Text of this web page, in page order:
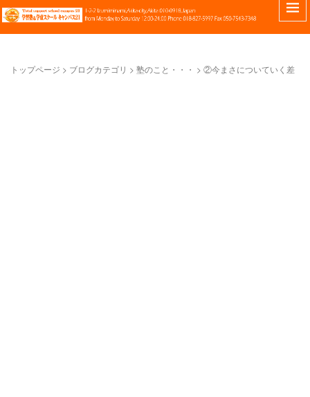
トップページ > ブログカテゴリ > 塾のこと・・・ > ②今まさについていく差